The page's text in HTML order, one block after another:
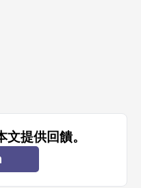
提供回饋。